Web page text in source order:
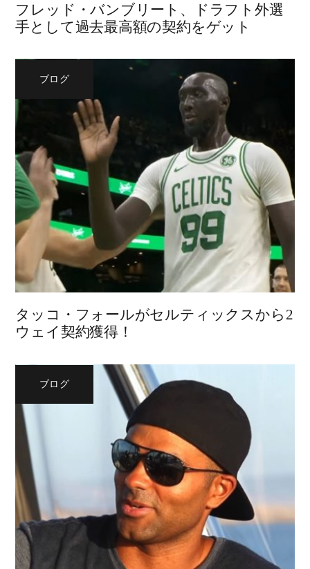
フレッド・バンブリート、ドラフト外選
手として過去最高額の契約をゲット
ブログ
タッコ・フォールがセルティックスから2
ウェイ契約獲得！
ブログ